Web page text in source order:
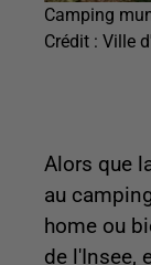
Camping
Crédit : Ville
Alors que
au
home ou
de l'Insee,